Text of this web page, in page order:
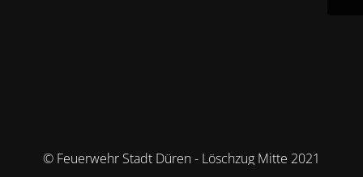
© Feuerwehr Stadt Düren - Löschzug Mitte 2021